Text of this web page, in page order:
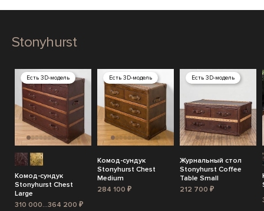
Stonyhurst
Есть 3D-модель
Комод-сундук
Stonyhurst Chest
Large
310 000...364 200 ₽
Есть 3D-модель
Комод-сундук
Stonyhurst Chest
Medium
284 100 ₽
Есть 3D-модель
Журнальный стол
Stonyhurst Coffee
Table Small
212 700 ₽